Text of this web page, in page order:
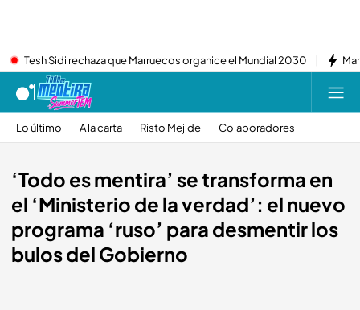
Tesh Sidi rechaza que Marruecos organice el Mundial 2030
Lo último A la carta Risto Mejide Colaboradores
‘Todo es mentira’ se transforma en
el ‘Ministerio de la verdad’: el nuevo
programa ‘ruso’ para desmentir los
bulos del Gobierno